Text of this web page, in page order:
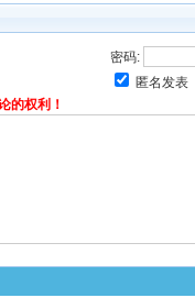
密码:
匿名发表
的权利！